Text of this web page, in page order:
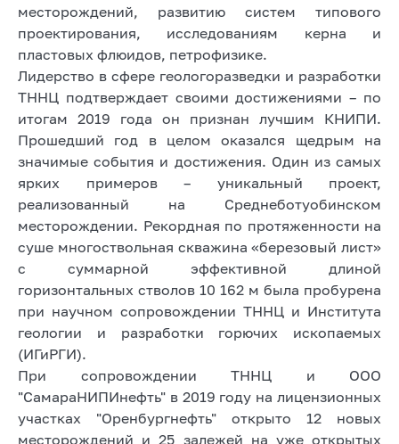
месторождений, развитию систем типового
проектирования, исследованиям керна и
пластовых флюидов, петрофизике.
Лидерство в сфере геологоразведки и разработки
ТННЦ подтверждает своими достижениями – по
итогам 2019 года он признан лучшим КНИПИ.
Прошедший год в целом оказался щедрым на
значимые события и достижения. Один из самых
ярких примеров – уникальный проект,
реализованный на Среднеботуобинском
месторождении. Рекордная по протяженности на
суше многоствольная скважина «березовый лист»
с суммарной эффективной длиной
горизонтальных стволов 10 162 м была пробурена
при научном сопровождении ТННЦ и Института
геологии и разработки горючих ископаемых
(ИГиРГИ).
При сопровождении ТННЦ и ООО
"СамараНИПИнефть" в 2019 году на лицензионных
участках "Оренбургнефть" открыто 12 новых
месторождений и 25 залежей на уже открытых